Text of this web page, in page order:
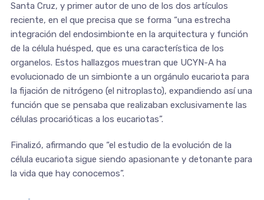
Santa Cruz, y primer autor de uno de los dos artículos
reciente, en el que precisa que se forma “una estrecha
integración del endosimbionte en la arquitectura y función
de la célula huésped, que es una característica de los
organelos. Estos hallazgos muestran que UCYN-A ha
evolucionado de un simbionte a un orgánulo eucariota para
la fijación de nitrógeno (el nitroplasto), expandiendo así una
función que se pensaba que realizaban exclusivamente las
células procarióticas a los eucariotas”.
Finalizó, afirmando que “el estudio de la evolución de la
célula eucariota sigue siendo apasionante y detonante para
la vida que hay conocemos”.